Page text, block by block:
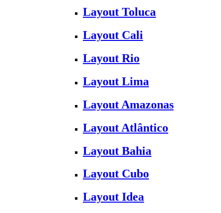
Layout Toluca
Layout Cali
Layout Rio
Layout Lima
Layout Amazonas
Layout Atlântico
Layout Bahia
Layout Cubo
Layout Idea